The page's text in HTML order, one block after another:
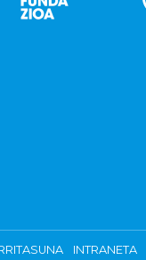
INTRANETA